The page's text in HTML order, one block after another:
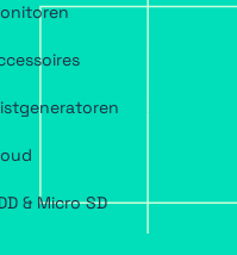
& Micro SD